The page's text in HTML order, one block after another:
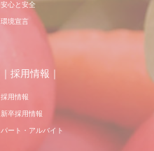
安心と安全
環境宣言
｜採用情報｜
採用情報
新卒採用情報
パート・アルバイト